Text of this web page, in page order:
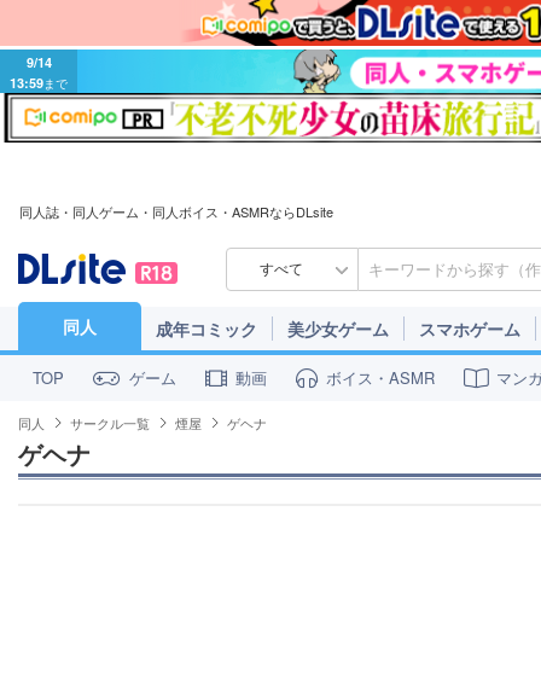
9/14
13:59まで
同人誌・同人ゲーム・同人ボイス・ASMRならDLsite
すべて
同人 成年コミック 美少女ゲーム スマホゲーム
TOP ゲーム 動画 ボイス・ASMR マン
同人 サークル一覧 煙屋 ゲヘナ
ゲヘナ